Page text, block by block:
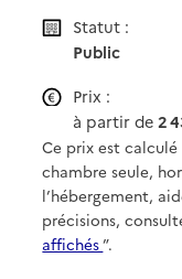
Statut :
Public
Prix :
à partir de2
Ce prix est calculé
chambre seule,
l’hébergement,
précisions,
affichés”.